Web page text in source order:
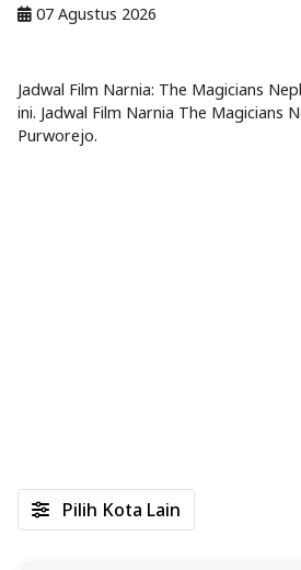
07 Agustus 2026
Jadwal Film Narnia: The Magicians
ini. Jadwal Film Narnia The Magicians
Purworejo.
Pilih Kota Lain